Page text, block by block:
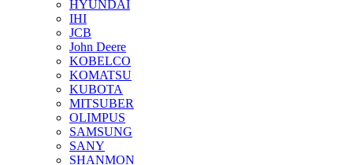
HYUNDAI
IHI
JCB
John Deere
KOBELCO
KOMATSU
KUBOTA
MITSUBER
OLIMPUS
SAMSUNG
SANY
SHANMON